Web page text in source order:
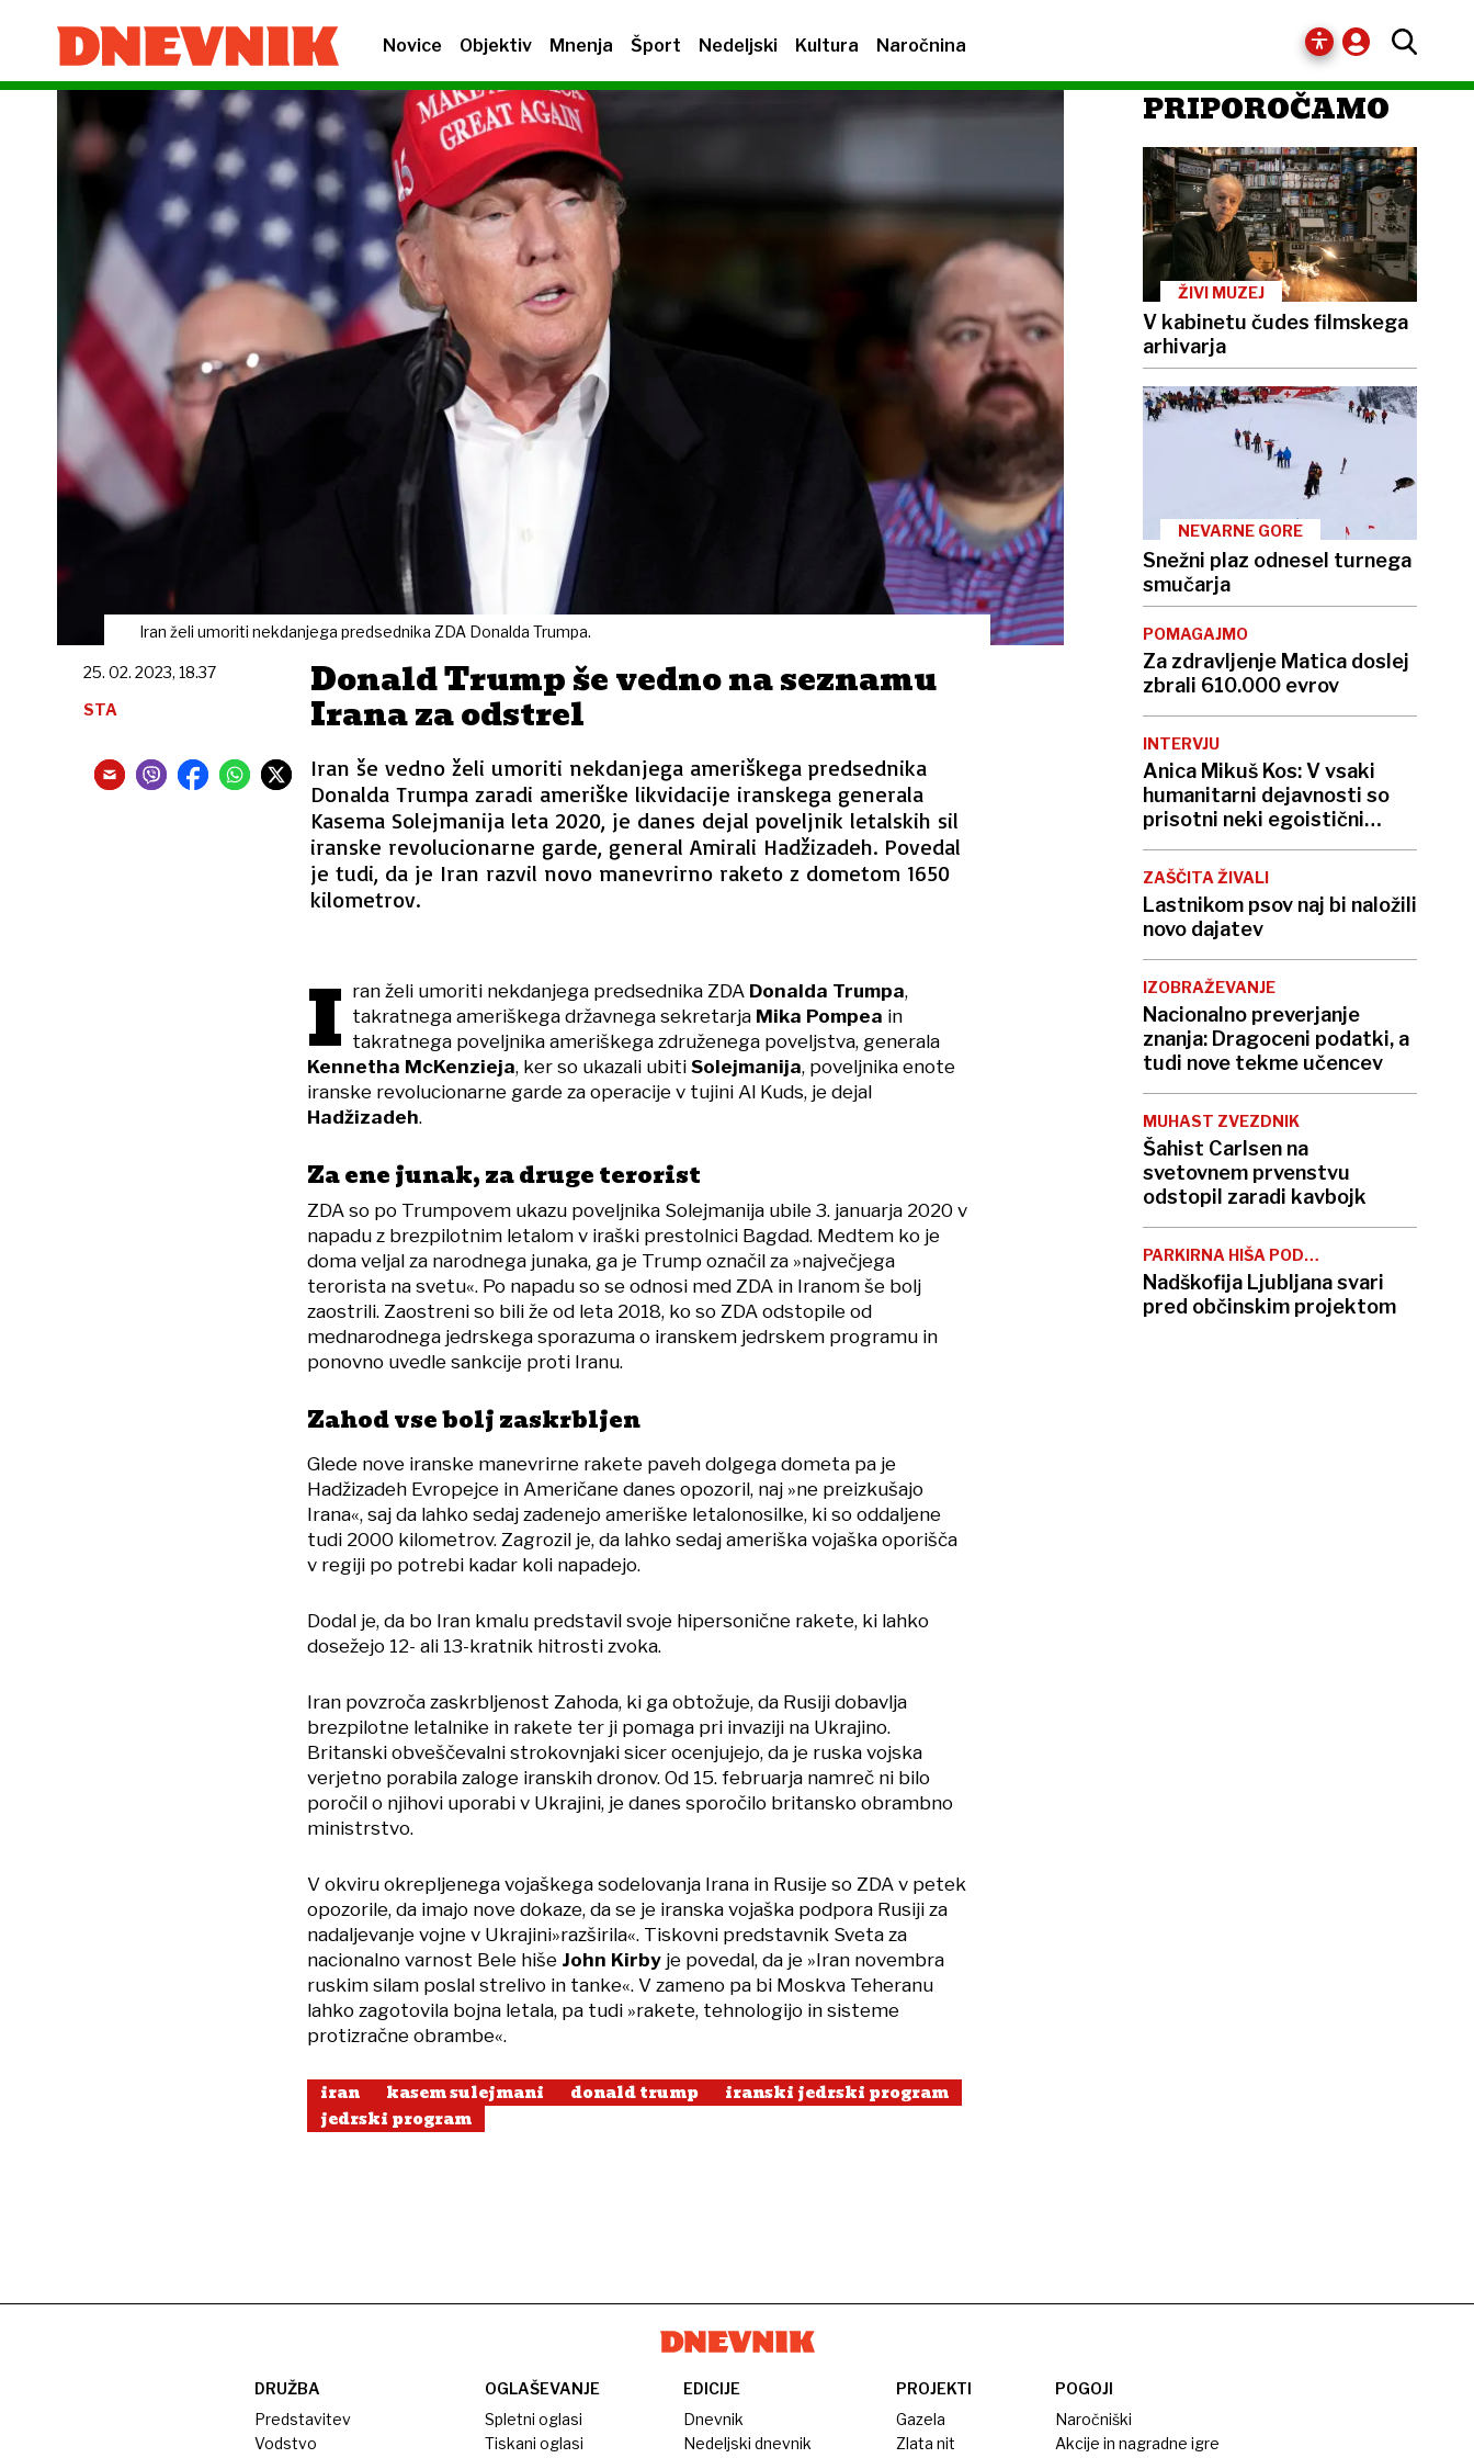
Novice Objektiv Mnenja Šport Nedeljski Kultura Naročnina
Iran želi umoriti nekdanjega predsednika ZDA Donalda Trumpa.
Donald Trump še vedno na seznamu
Irana za odstrel
Iran še vedno želi umoriti nekdanjega ameriškega predsednika
Donalda Trumpa zaradi ameriške likvidacije iranskega generala
Kasema Solejmanija leta 2020, je danes dejal poveljnik letalskih sil
iranske revolucionarne garde, general Amirali Hadžizadeh. Povedal
je tudi, da je Iran razvil novo manevrirno raketo z dometom 1650
kilometrov.
25. 02. 2023, 18.37
STA
I ran želi umoriti nekdanjega predsednika ZDA Donalda Trumpa,
takratnega ameriškega državnega sekretarja Mika Pompea in
takratnega poveljnika ameriškega združenega poveljstva, generala
Kennetha McKenzieja, ker so ukazali ubiti Solejmanija, poveljnika enote
iranske revolucionarne garde za operacije v tujini Al Kuds, je dejal
Hadžizadeh.
Za ene junak, za druge terorist
ZDA so po Trumpovem ukazu poveljnika Solejmanija ubile 3. januarja 2020 v
napadu z brezpilotnim letalom v iraški prestolnici Bagdad. Medtem ko je
doma veljal za narodnega junaka, ga je Trump označil za »največjega
terorista na svetu«. Po napadu so se odnosi med ZDA in Iranom še bolj
zaostrili. Zaostreni so bili že od leta 2018, ko so ZDA odstopile od
mednarodnega jedrskega sporazuma o iranskem jedrskem programu in
ponovno uvedle sankcije proti Iranu.
Zahod vse bolj zaskrbljen
Glede nove iranske manevrirne rakete paveh dolgega dometa pa je
Hadžizadeh Evropejce in Američane danes opozoril, naj »ne preizkušajo
Irana«, saj da lahko sedaj zadenejo ameriške letalonosilke, ki so oddaljene
tudi 2000 kilometrov. Zagrozil je, da lahko sedaj ameriška vojaška oporišča
v regiji po potrebi kadar koli napadejo.
Dodal je, da bo Iran kmalu predstavil svoje hipersonične rakete, ki lahko
dosežejo 12- ali 13-kratnik hitrosti zvoka.
Iran povzroča zaskrbljenost Zahoda, ki ga obtožuje, da Rusiji dobavlja
brezpilotne letalnike in rakete ter ji pomaga pri invaziji na Ukrajino.
Britanski obveščevalni strokovnjaki sicer ocenjujejo, da je ruska vojska
verjetno porabila zaloge iranskih dronov. Od 15. februarja namreč ni bilo
poročil o njihovi uporabi v Ukrajini, je danes sporočilo britansko obrambno
ministrstvo.
V okviru okrepljenega vojaškega sodelovanja Irana in Rusije so ZDA v petek
opozorile, da imajo nove dokaze, da se je iranska vojaška podpora Rusiji za
nadaljevanje vojne v Ukrajini»razširila«. Tiskovni predstavnik Sveta za
nacionalno varnost Bele hiše John Kirby je povedal, da je »Iran novembra
ruskim silam poslal strelivo in tanke«. V zameno pa bi Moskva Teheranu
lahko zagotovila bojna letala, pa tudi »rakete, tehnologijo in sisteme
protizračne obrambe«.
iran kasem sulejmani donald trump
iranski jedrski program
jedrski program
PRIPOROČAMO
ŽIVI MUZEJ
V kabinetu čudes filmskega
arhivarja
NEVARNE GORE
Snežni plaz odnesel turnega
smučarja
POMAGAJMO
Za zdravljenje Matica doslej
zbrali 610.000 evrov
INTERVJU
Anica Mikuš Kos: V vsaki
humanitarni dejavnosti so
prisotni neki egoistični
interesi
ZAŠČITA ŽIVALI
Lastnikom psov naj bi naložili
novo dajatev
IZOBRAŽEVANJE
Nacionalno preverjanje
znanja: Dragoceni podatki, a
tudi nove tekme učencev
MUHAST ZVEZDNIK
Šahist Carlsen na
svetovnem prvenstvu
odstopil zaradi kavbojk
PARKIRNA HIŠA POD
TRŽNICO
Nadškofija Ljubljana svari
pred občinskim projektom
DRUŽBA
Predstavitev
Vodstvo
OGLAŠEVANJE
Spletni oglasi
Tiskani oglasi
EDICIJE
Dnevnik
Nedeljski dnevnik
PROJEKTI
Gazela
Zlata nit
POGOJI
Naročniški
Akcije in nagradne igre